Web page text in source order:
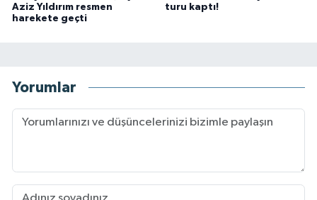
Aziz Yıldırım resmen
harekete geçti
turu kaptı!
Yorumlar